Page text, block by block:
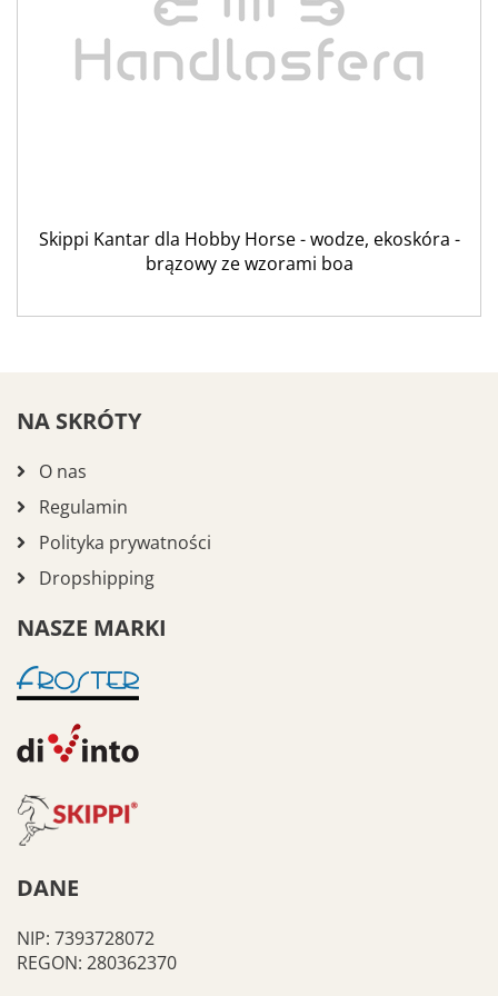
Skippi Kantar dla Hobby Horse - wodze, ekoskóra -
brązowy ze wzorami boa
NA SKRÓTY
O nas
Regulamin
Polityka prywatności
Dropshipping
NASZE MARKI
DANE
NIP: 7393728072
REGON: 280362370